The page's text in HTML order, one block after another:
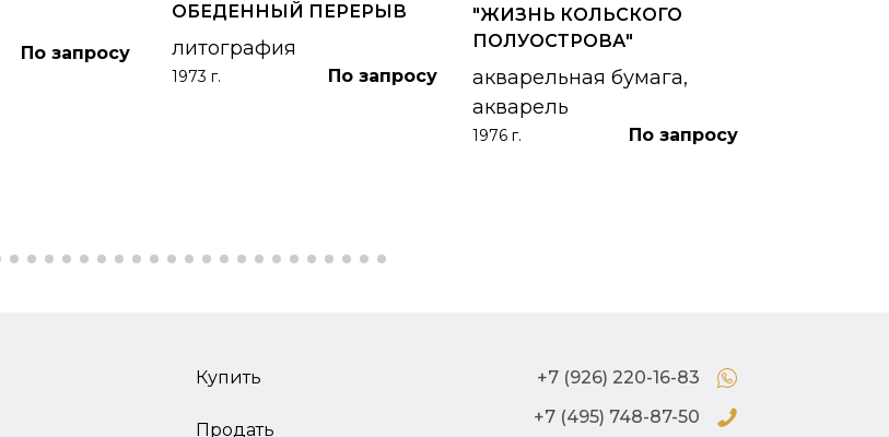
По запросу
ОБЕДЕННЫЙ ПЕРЕРЫВ
литография
1973 г. По запросу
"ЖИЗНЬ КОЛЬСКОГО
ПОЛУОСТРОВА"
акварельная бумага,
акварель
1976 г. По запросу
Купить
Продать
+7 (926) 220-16-83
+7 (495) 748-87-50